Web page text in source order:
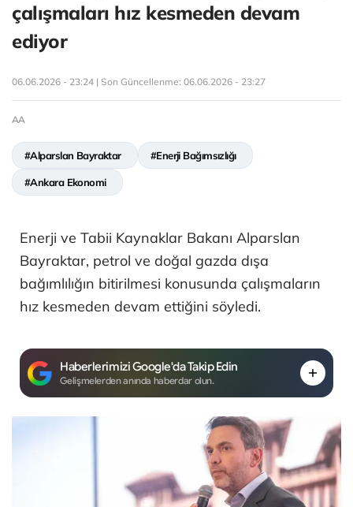
çalışmaları hız kesmeden devam
ediyor
06.06.2026 - 23:24 | Son Güncellenme: 06.06.2026 - 23:27
AA
#Alparslan Bayraktar #Enerji Bağımsızlığı
#Ankara Ekonomi
Enerji ve Tabii Kaynaklar Bakanı Alparslan
Bayraktar, petrol ve doğal gazda dışa
bağımlılığın bitirilmesi konusunda çalışmaların
hız kesmeden devam ettiğini söyledi.
Haberlerimizi Google'da Takip Edin
Gelişmelerden anında haberdar olun.